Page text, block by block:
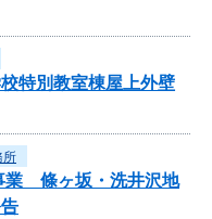
特別教室棟屋上外壁
所
業 條ヶ坂・洗井沢地